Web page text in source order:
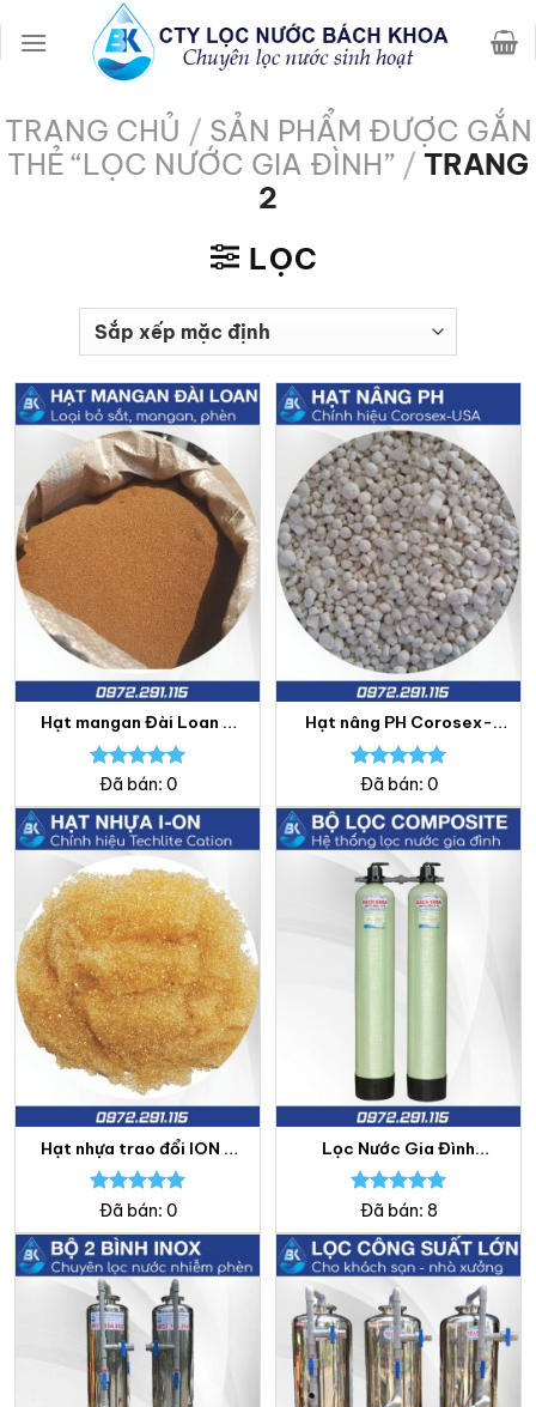
đến
TRANG CHỦ / SẢN PHẨM ĐƯỢC GẮN
THẺ “LỌC NƯỚC GIA ĐÌNH” / TRANG
2
LỌC
Hạt mangan Đài Loan –
Lọc nước Bách Khoa
Được xếp
hạng5.00
5 sao
Đã bán: 0
Hạt nâng PH Corosex-
USA – Lọc nước Bách
Khoa
Được xếp
hạng5.00
5 sao
Đã bán: 0
Hạt nhựa trao đổi ION –
Lọc nước Bách Khoa
Được xếp
5 sao
Đã bán: 0
Lọc Nước Gia Đình
Composite – Giải Pháp
Nước Sạch Bền Bỉ, Tiết
Kiệm
Được xếp
5 sao
Đã bán: 8